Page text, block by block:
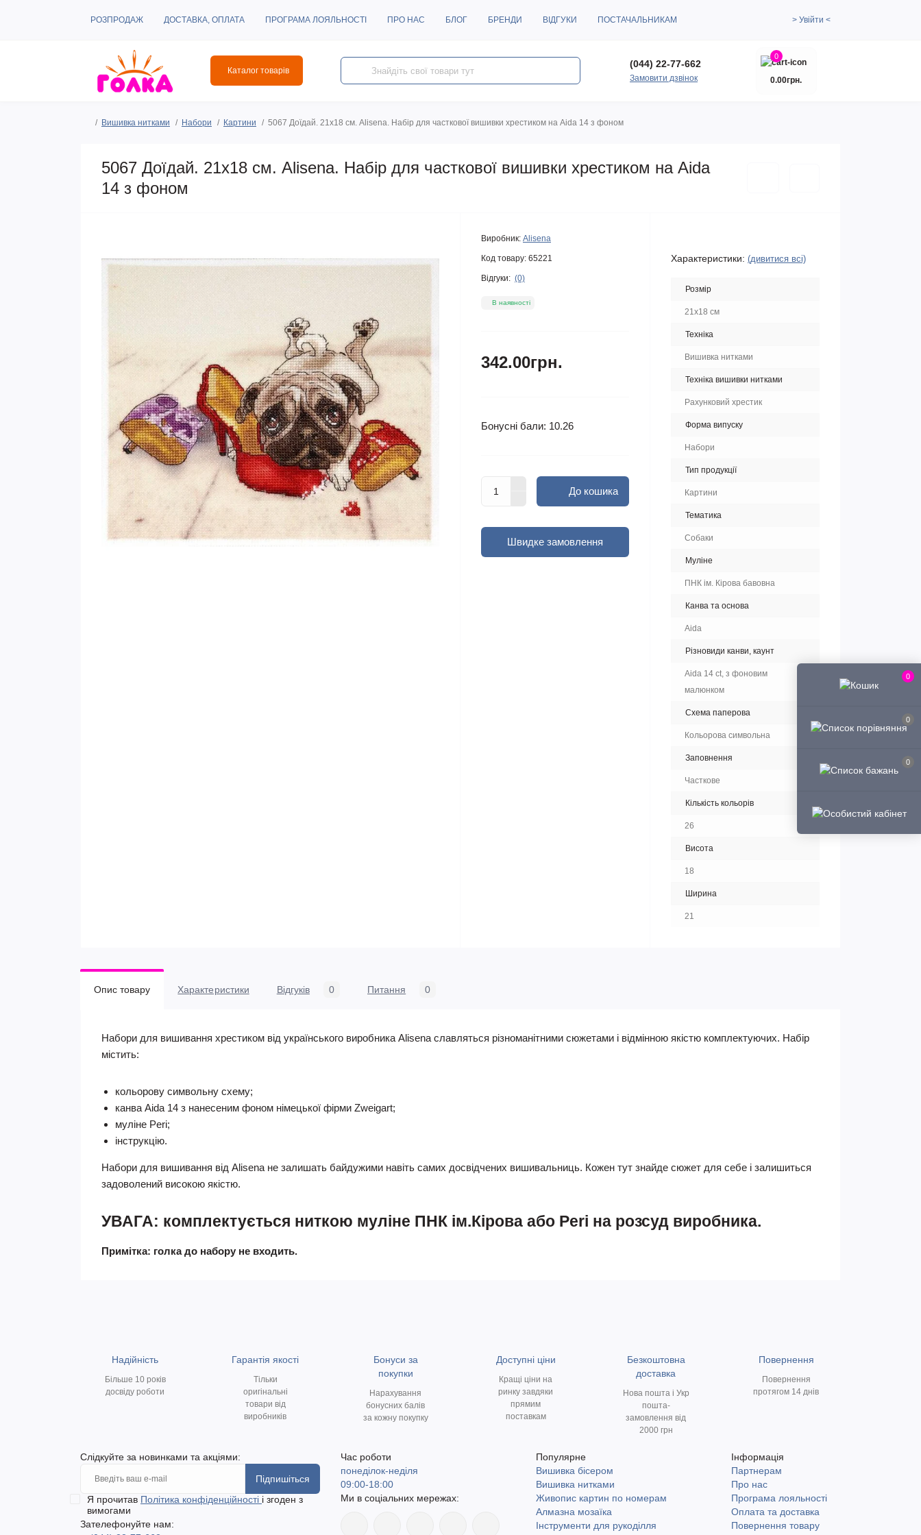
0
0
0
РОЗПРОДАЖ ДОСТАВКА, ОПЛАТА ПРОГРАМА ЛОЯЛЬНОСТІ ПРО НАС БЛОГ БРЕНДИ ВІДГУКИ ПОСТАЧАЛЬНИКАМ > Увійти <
Каталог товарів
(044) 22-77-662
Замовити дзвінок
0
0.00грн.
Вишивка нитками Набори Картини 5067 Доїдай. 21х18 см. Alisena. Набір для часткової вишивки хрестиком на Aida 14 з фоном
5067 Доїдай. 21х18 см. Alisena. Набір для часткової вишивки хрестиком на Aida
14 з фоном
Виробник: Alisena
Код товару: 65221
Відгуки: (0)
В наявності
342.00грн.
Бонусні бали: 10.26
До кошика
Швидке замовлення
Характеристики: (дивитися всі)
Розмір
21х18 см
Техніка
Вишивка нитками
Техніка вишивки нитками
Рахунковий хрестик
Форма випуску
Набори
Тип продукції
Картини
Тематика
Собаки
Муліне
ПНК ім. Кірова бавовна
Канва та основа
Aida
Різновиди канви, каунт
Aida 14 ct, з фоновим
малюнком
Схема паперова
Кольорова символьна
Заповнення
Часткове
Кількість кольорів
26
Висота
18
Ширина
21
Опис товару Характеристики Відгуків 0 Питання 0
Набори для вишивання хрестиком від українського виробника Alisena славляться різноманітними сюжетами і відмінною якістю комплектуючих. Набір
містить:
кольорову символьну схему;
канва Aida 14 з нанесеним фоном німецької фірми Zweigart;
муліне Peri;
інструкцію.
Набори для вишивання від Alisena не залишать байдужими навіть самих досвідчених вишивальниць. Кожен тут знайде сюжет для себе і залишиться
задоволений високою якістю.
УВАГА: комплектується ниткою муліне ПНК ім.Кірова або Peri на розсуд виробника.
Примітка: голка до набору не входить.
Надійність
Більше 10 років
досвіду роботи
Гарантія якості
Тільки
оригінальні
товари від
виробників
Бонуси за
покупки
Нарахування
бонусних балів
за кожну покупку
Доступні ціни
Кращі ціни на
ринку завдяки
прямим
поставкам
Безкоштовна
доставка
Нова пошта і Укр
пошта-
замовлення від
2000 грн
Повернення
Повернення
протягом 14 днів
Слідкуйте за новинками та акціями:
Підпишіться
Я прочитав Політика конфіденційності і згоден з
вимогами
Зателефонуйте нам:
Час роботи
понеділок-неділя
09:00-18:00
Ми в соціальних мережах:
Популярне
Вишивка бісером
Вишивка нитками
Живопис картин по номерам
Алмазна мозаїка
Інструменти для рукоділля
Інформація
Партнерам
Про нас
Програма лояльності
Оплата та доставка
Повернення товару